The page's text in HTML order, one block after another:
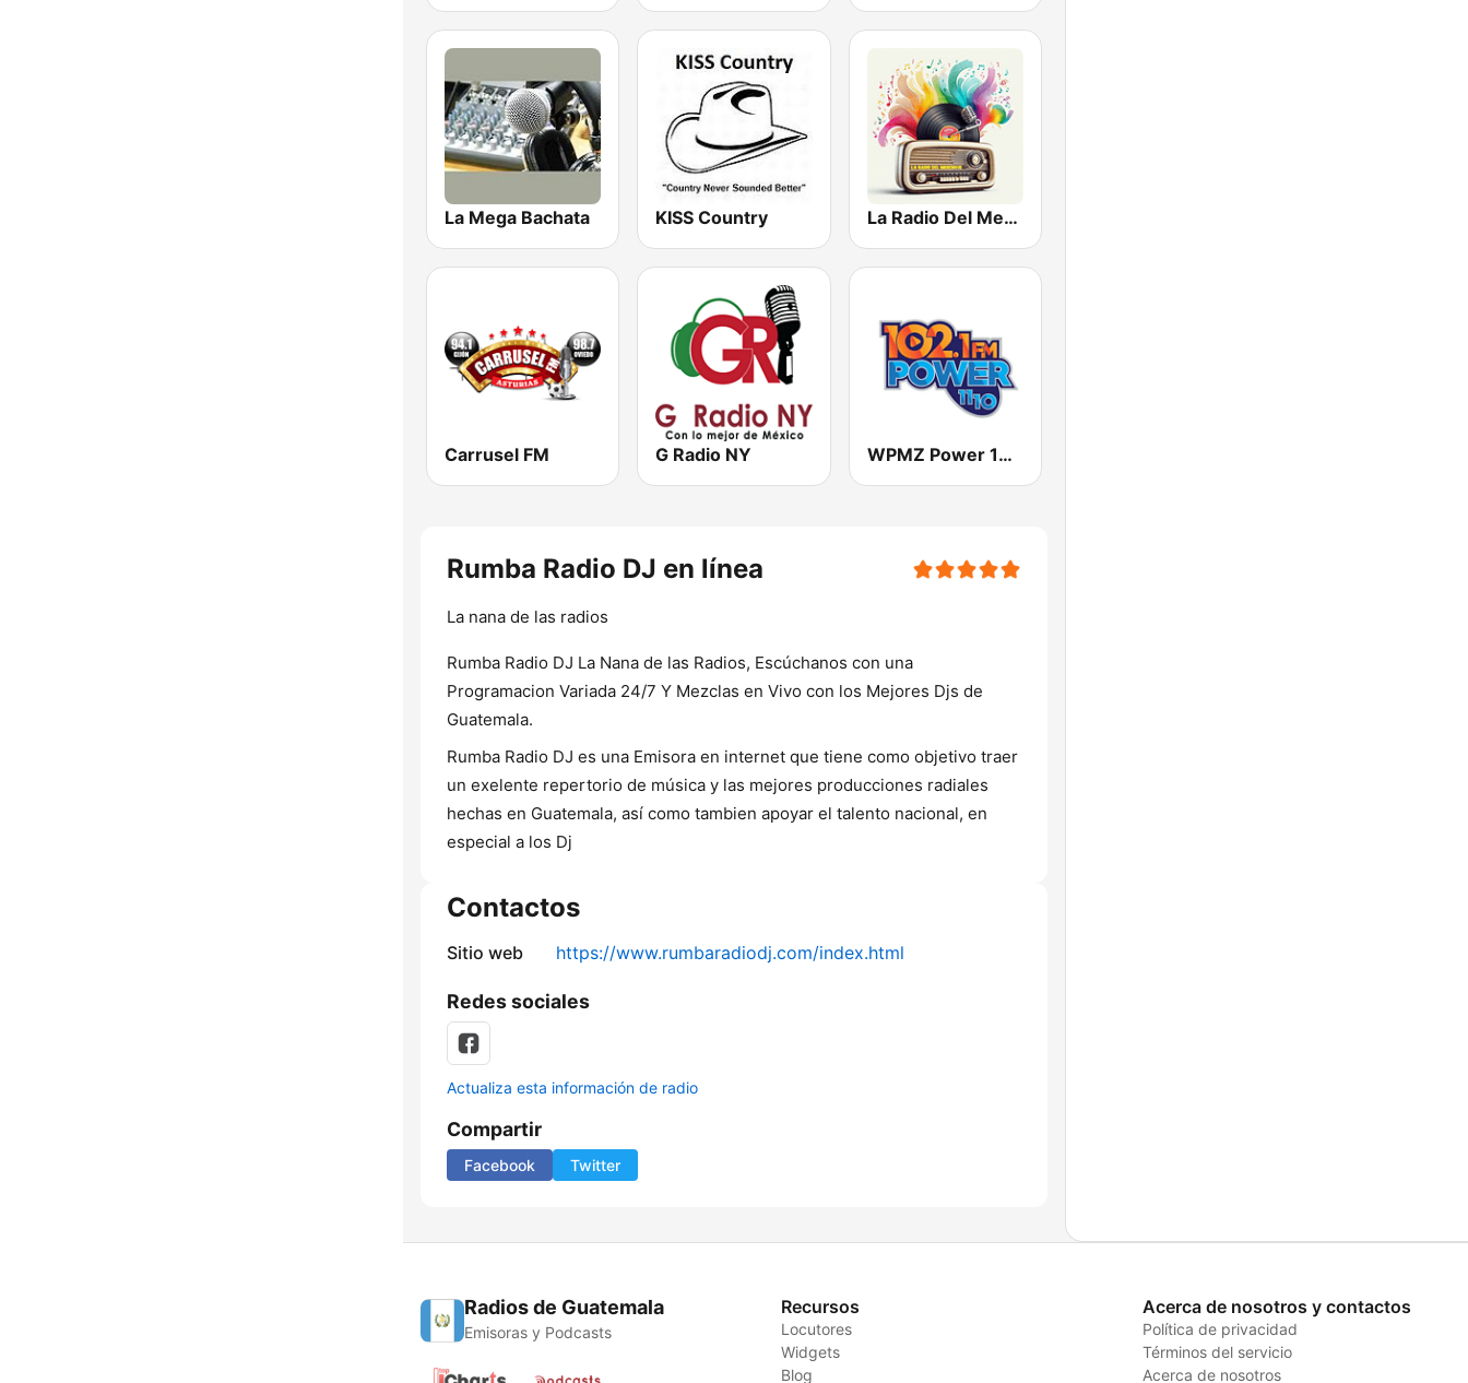
La Mega Bachata KISS Country La Radio Del Merengue
Carrusel FM G Radio NY WPMZ Power 102.1 Poder 1110
Rumba Radio DJ en línea
La nana de las radios
Rumba Radio DJ La Nana de las Radios, Escúchanos con una
Programacion Variada 24/7 Y Mezclas en Vivo con los Mejores Djs de
Guatemala.
Rumba Radio DJ es una Emisora en internet que tiene como objetivo traer
un exelente repertorio de música y las mejores producciones radiales
hechas en Guatemala, así como tambien apoyar el talento nacional, en
especial a los Dj
Contactos
Sitio web https://www.rumbaradiodj.com/index.html
Redes sociales
Actualiza esta información de radio
Compartir
Facebook Twitter
Radios de Guatemala
Emisoras y Podcasts
Recursos
Locutores
Widgets
Blog
Acerca de nosotros y contactos
Política de privacidad
Términos del servicio
Acerca de nosotros